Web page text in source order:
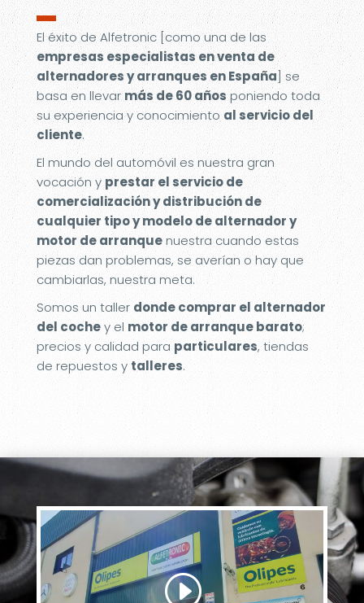
▬
El éxito de Alfetronic [como una de las
empresas especialistas en venta de
alternadores y arranques en España] se
basa en llevar más de 60 añosponiendo toda
su experiencia y conocimiento al servicio del
cliente.
El mundo del automóvil es nuestra gran
vocación y prestar el servicio de
comercialización y distribución de
cualquier tipo y modelo de alternador y
motor de arranquenuestra cuando estas
piezas dan problemas, se averían o hay que
cambiarlas, nuestra meta.
Somos un taller donde comprar el alternador
del cochey el motor de arranque barato;
precios y calidad para particulares, tiendas
de repuestos ytalleres.